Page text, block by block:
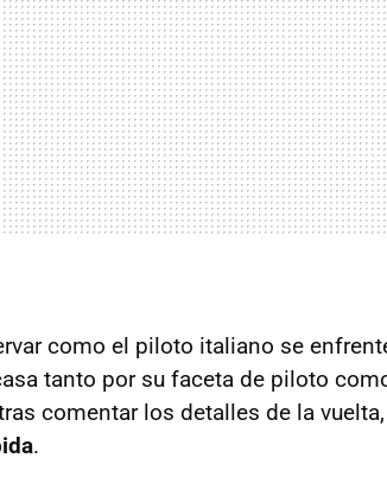
como el piloto italiano se
tanto por su faceta de piloto
comentar los detalles de la
.